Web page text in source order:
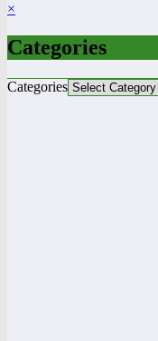
×
Categories
Categories